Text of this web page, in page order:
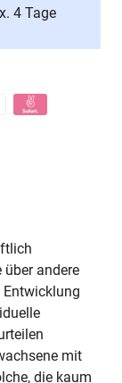
4 Tage
über andere
Entwicklung
mit
die kaum